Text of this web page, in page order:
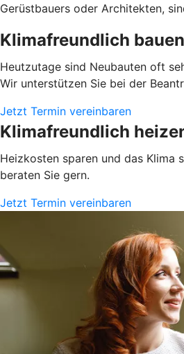
Gerüstbauers oder Architekten,
Klimafreundlich bauen
Heutzutage sind Neubauten oft
Wir unterstützen Sie bei der
Jetzt Termin vereinbaren
Klimafreundlich
Heizkosten sparen und das Klima
beraten Sie gern.
Jetzt Termin vereinbaren